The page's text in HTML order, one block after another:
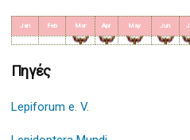
Jan Feb Mar Apr May Jun
Πηγές
Lepiforum e. V.